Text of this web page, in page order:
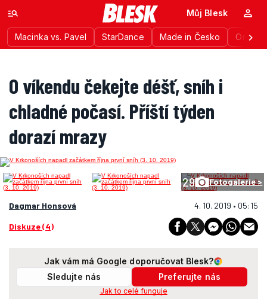
Macinka vs. Pavel StarDance Made in Česko
Můj Blesk
O víkendu čekejte déšť, sníh i
chladné počasí. Příští týden
dorazí mrazy
29 Fotogalerie >
Dagmar Honsová 4. 10. 2019 • 05:15
Diskuze (4)
Jak vám má Google doporučovat Blesk?
Sledujte nás
Preferujte nás
Jak to celé funguje